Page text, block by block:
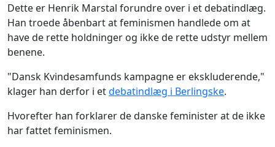
Dette er Henrik Marstal forundre over i et debatindlæg.
Han troede åbenbart at feminismen handlede om at
have de rette holdninger og ikke de rette udstyr mellem
benene.
"Dansk Kvindesamfunds kampagne er ekskluderende,"
klager han derfor i etdebatindlæg i Berlingske.
Hvorefter han forklarer de danske feminister at de ikke
har fattet feminismen.